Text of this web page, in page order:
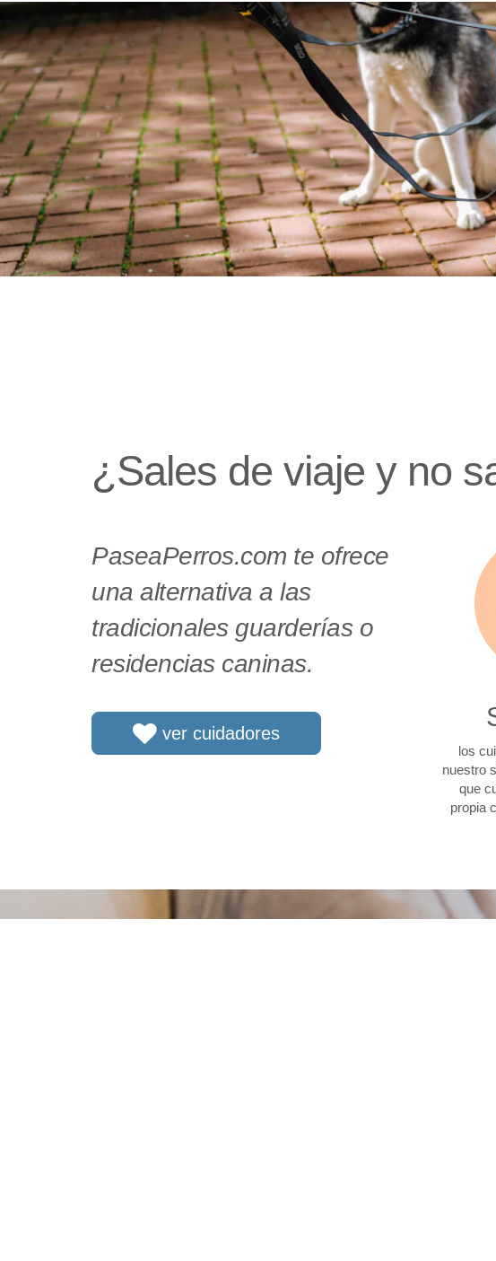
¿Sales de viaje y no
PaseaPerros.com te ofrece
una alternativa a las
tradicionales guarderías o
residencias caninas.
ver cuidadores
los
nuestro
que
propia